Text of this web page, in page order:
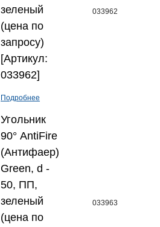
зеленый
(цена по
запросу)
[Артикул:
033962]
Подробнее
033962
Угольник
90° AntiFire
(Антифаер)
Green, d -
50, ПП,
зеленый
(цена по
033963